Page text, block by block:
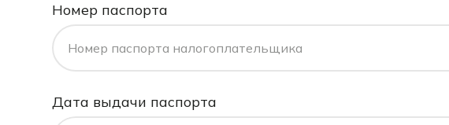
Номер паспорта
Номер паспорта налогоплательщика
Дата выдачи паспорта